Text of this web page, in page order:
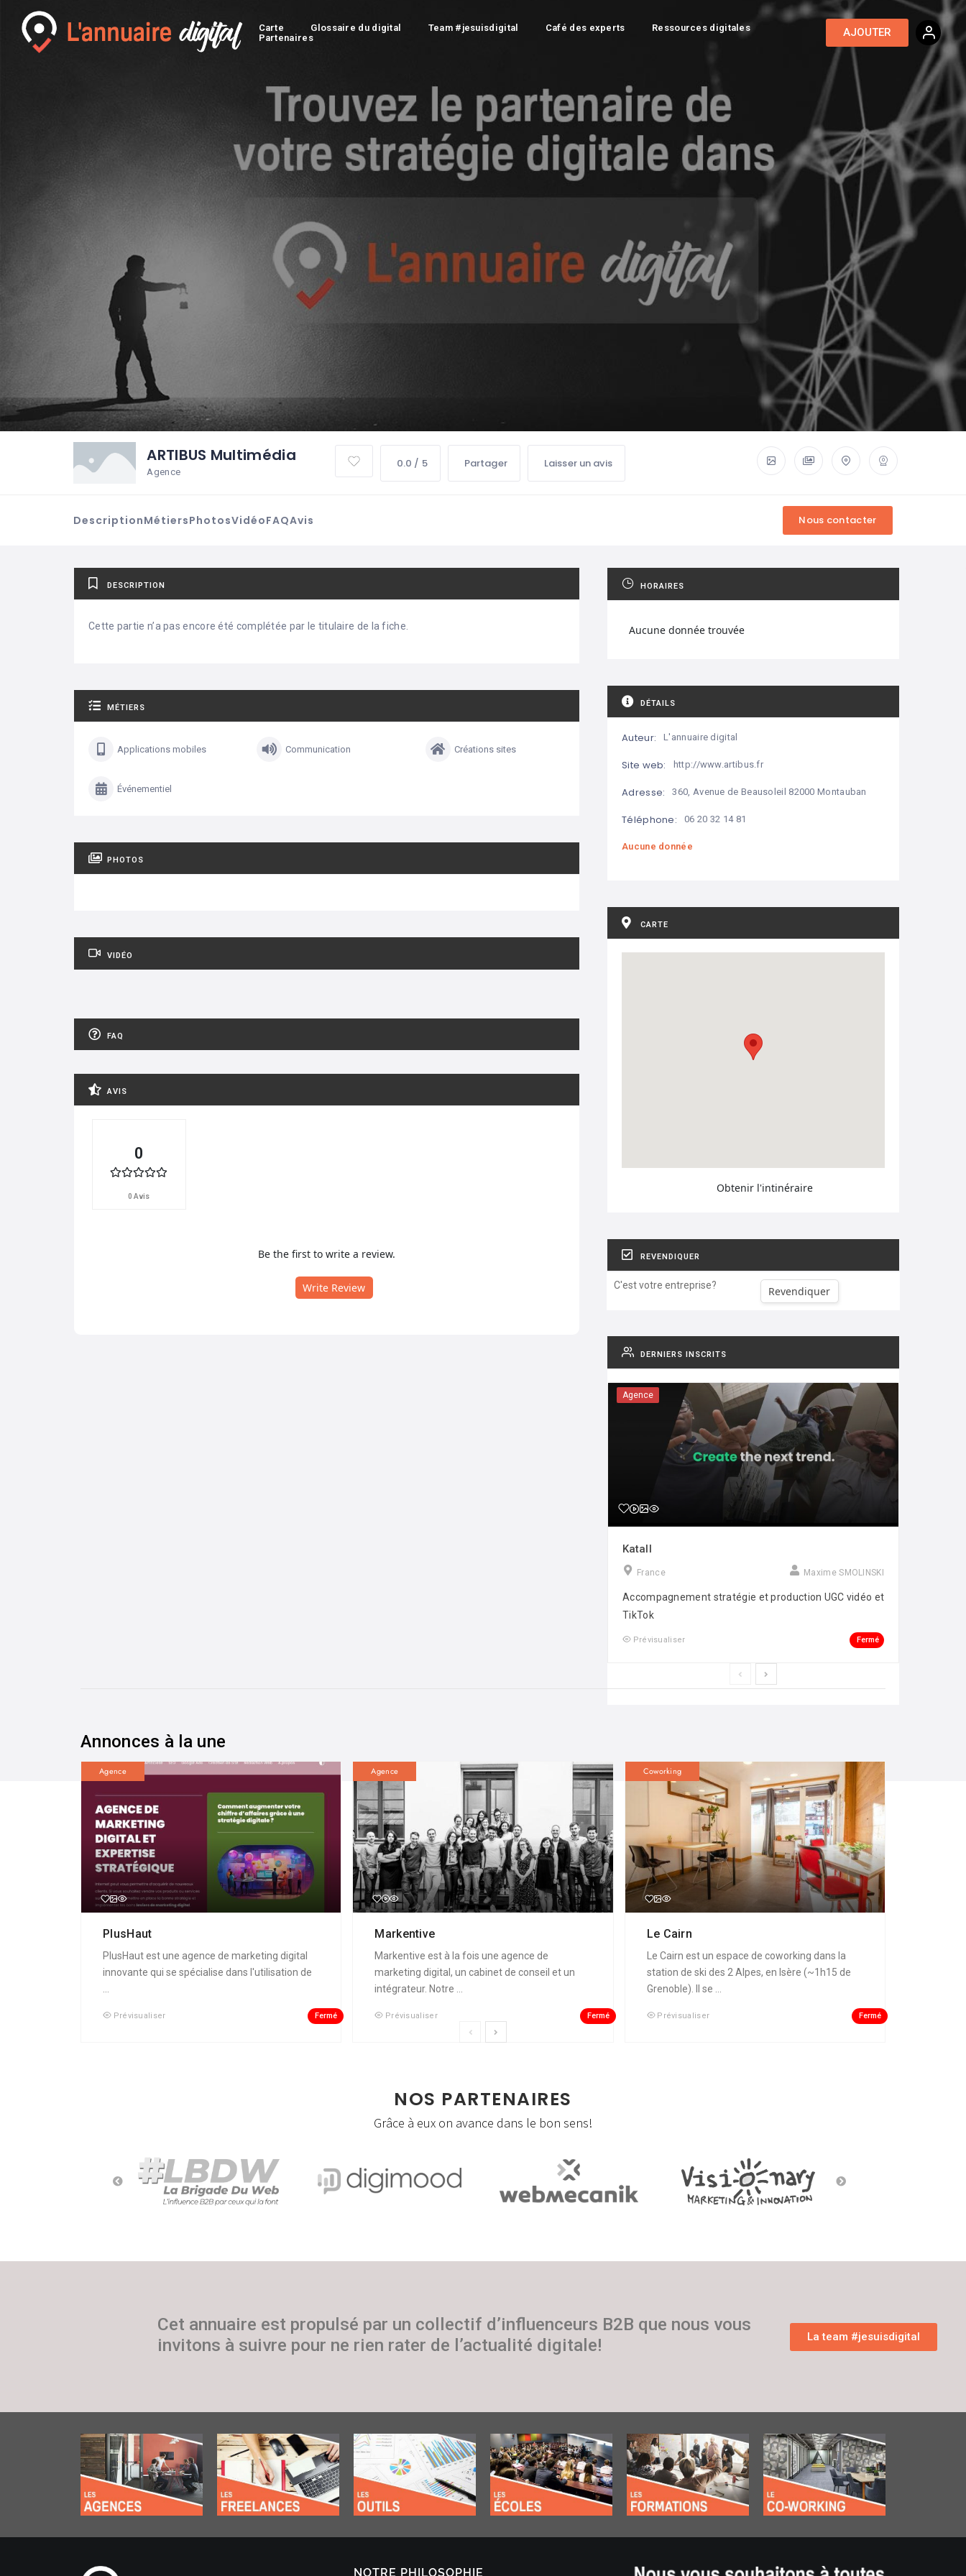
Carte Glossaire du digital Team #jesuisdigital Café des experts
Ressources digitales
Partenaires
AJOUTER
ARTIBUS Multimédia
Agence
0.0 / 5 Partager Laisser un avis
DescriptionMétiersPhotosVidéoFAQAvis
DESCRIPTION
Cette partie n’a pas encore été complétée par le titulaire de la fiche.
MÉTIERS
Applications mobiles Communication Créations sites
Événementiel
PHOTOS
VIDÉO
FAQ
AVIS
0
0 Avis
Be the first to write a review.
Write Review
HORAIRES
Aucune donnée trouvée
DÉTAILS
Auteur: L'annuaire digital
Site web: http://www.artibus.fr
Adresse: 360, Avenue de Beausoleil 82000 Montauban
Téléphone: 06 20 32 14 81
Aucune donnée
CARTE
Obtenir l'intinéraire
REVENDIQUER
C'est votre entreprise? Revendiquer
DERNIERS INSCRITS
Agence
Katall
France Maxime SMOLINSKI
Accompagnement stratégie et production UGC vidéo et
TikTok
Prévisualiser Fermé
Annonces à la une
Agence
PlusHaut
PlusHaut est une agence de marketing digital
innovante qui se spécialise dans l'utilisation de
...
Prévisualiser Fermé
Agence
Markentive
Markentive est à la fois une agence de
marketing digital, un cabinet de conseil et un
intégrateur. Notre ...
Prévisualiser Fermé
Coworking
Le Cairn
Le Cairn est un espace de coworking dans la
station de ski des 2 Alpes, en Isère (~1h15 de
Grenoble). Il se ...
Prévisualiser Fermé
NOS PARTENAIRES
Grâce à eux on avance dans le bon sens!
Cet annuaire est propulsé par un collectif d’influenceurs B2B que nous vous
invitons à suivre pour ne rien rater de l’actualité digitale!
La team #jesuisdigital
NOTRE PHILOSOPHIE